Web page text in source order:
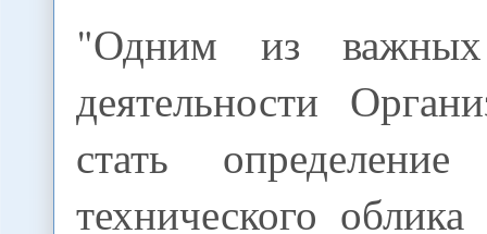
"Одним из важных
деятельности
стать определение
технического